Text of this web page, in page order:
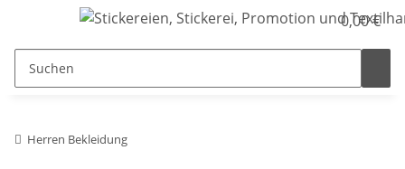
0,00 €
Herren Bekleidung